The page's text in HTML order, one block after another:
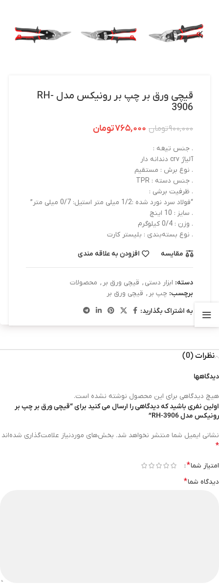
قیچی ورق بر چپ بر رونیکس مدل RH-
3906
۹۰۰,۰۰۰تومان ۷۶۵,۰۰۰تومان
. جنس تیغه :
آلیاژ crv دندانه دار
. نوع برش : مستقیم
. جنس دسته : TPR
. ظرفیت برشی :
“فولاد سرد نورد شده :1/2 میلی متر استیل: 0/7 میلی متر”
. سایز : 10 اینچ
. وزن : 0/4 کیلوگرم
. نوع‌ بسته‌بندی : بلیستر کارت
مقایسه افزودن به علاقه مندی
دسته: ابزار دستی , قیچی ورق بر , محصولات
برچسب: چپ بر , قیچی ورق بر
به اشتراک بگذارید:
نظرات (0)
دیدگاهها
هیچ دیدگاهی برای این محصول نوشته نشده است.
اولین نفری باشید که دیدگاهی را ارسال می کنید برای “قیچی ورق بر چپ بر
رونیکس مدل RH-3906”
نشانی ایمیل شما منتشر نخواهد شد. بخش‌های موردنیاز علامت‌گذاری شده‌اند
*
امتیاز شما*
دیدگاه شما*